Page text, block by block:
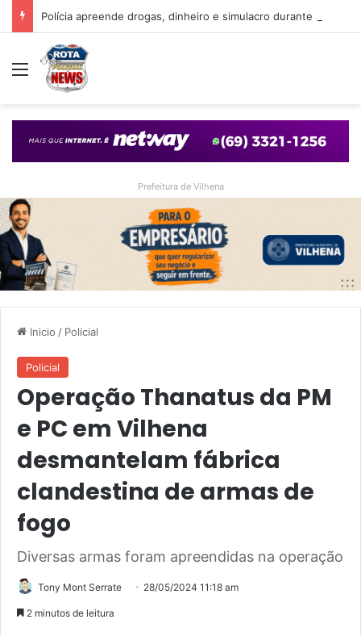
Menu
Prefeitura de Vilhena
Inicio / Policial
Policial
Operação Thanatus da PM
e PC em Vilhena
desmantelam fábrica
clandestina de armas de
fogo
Diversas armas foram apreendidas na operação
Tony Mont Serrate 28/05/2024 11:18 am
2 minutos de leitura